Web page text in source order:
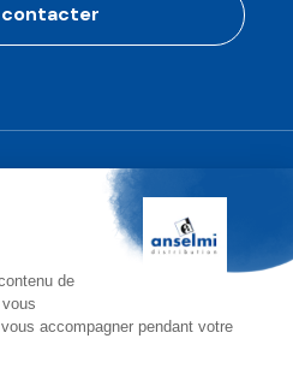
contacter
Décoration
notre assortiment de
professionnelles pour les